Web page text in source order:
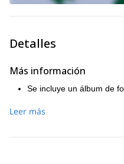
Detalles
Más información
Se incluye un álbum de
Leer más